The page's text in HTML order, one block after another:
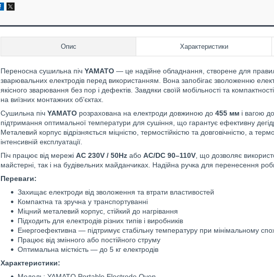
Опис Характеристики
Переносна сушильна піч YAMATO — це надійне обладнання, створене для
зварювальних електродів перед використанням. Вона запобігає зволоженню
якісного зварювання без пор і дефектів. Завдяки своїй мобільності та
на виїзних монтажних об’єктах.
Сушильна піч YAMATO розрахована на електроди довжиною до 455 мм і вагою до
підтримання оптимальної температури для сушіння, що гарантує ефективну
Металевий корпус відрізняється міцністю, термостійкістю та довговічністю, а
інтенсивній експлуатації.
Піч працює від мережі AC 230V / 50Hz або AC/DC 90–110V , що дозволяє
майстерні, так і на будівельних майданчиках. Надійна ручка для перенесення
Переваги:
Захищає електроди від зволоження та втрати властивостей
Компактна та зручна у транспортуванні
Міцний металевий корпус, стійкий до нагрівання
Підходить для електродів різних типів і виробників
Енергоефективна — підтримує стабільну температуру при мінімальному
Працює від змінного або постійного струму
Оптимальна місткість — до 5 кг електродів
Характеристики: